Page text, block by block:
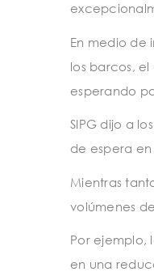
En medio de
los barcos,
esperando
SIPG dijo a
de espera
Mientras
volúmenes
Por ejemplo,
en una